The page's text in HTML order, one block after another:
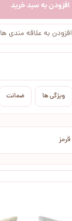
افزودن به سبد خرید
افزودن به علاقه مندی ها
ویژگی ها ضمانت
قرمز